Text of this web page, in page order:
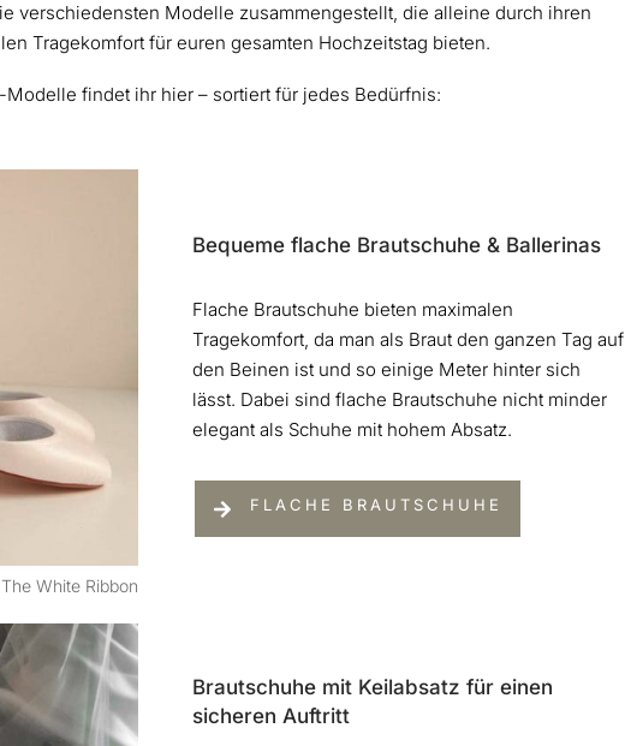
verschiedensten Modelle zusammengestellt, die alleine durch ihren
Tragekomfort für euren gesamten Hochzeitstag bieten.
findet ihr hier – sortiert für jedes Bedürfnis:
White Ribbon
Bequeme flache Brautschuhe & Ballerinas
Flache Brautschuhe bieten maximalen
Tragekomfort, da man als Braut den ganzen Tag auf
den Beinen ist und so einige Meter hinter sich
lässt. Dabei sind flache Brautschuhe nicht minder
elegant als Schuhe mit hohem Absatz.
FLACHE BRAUTSCHUHE
Brautschuhe mit Keilabsatz für einen
sicheren Auftritt